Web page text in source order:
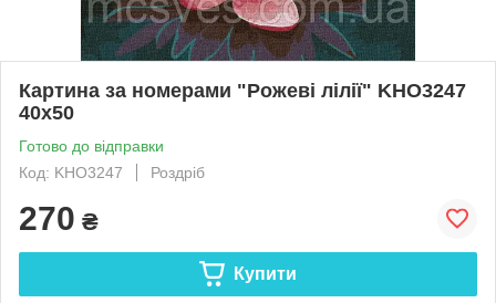
Картина за номерами "Рожеві лілії" KHO3247
40х50
Готово до відправки
Код: KHO3247
Роздріб
270 ₴
Купити